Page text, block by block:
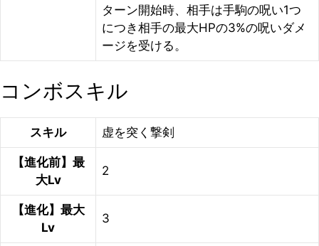
ターン開始時、相手は手駒の呪い1つ
につき相手の最大HPの3%の呪いダメ
ージを受ける。
コンボスキル
スキル 虚を突く撃剣
【進化前】最
大Lv
2
【進化】最大
Lv
3